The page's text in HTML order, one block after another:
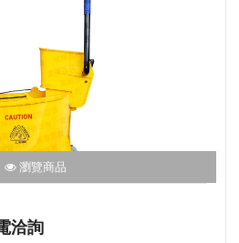
瀏覽商品
洽詢